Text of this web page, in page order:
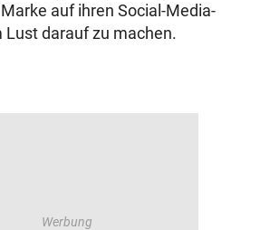
auf ihren Social-Media-
Lust darauf zu machen.